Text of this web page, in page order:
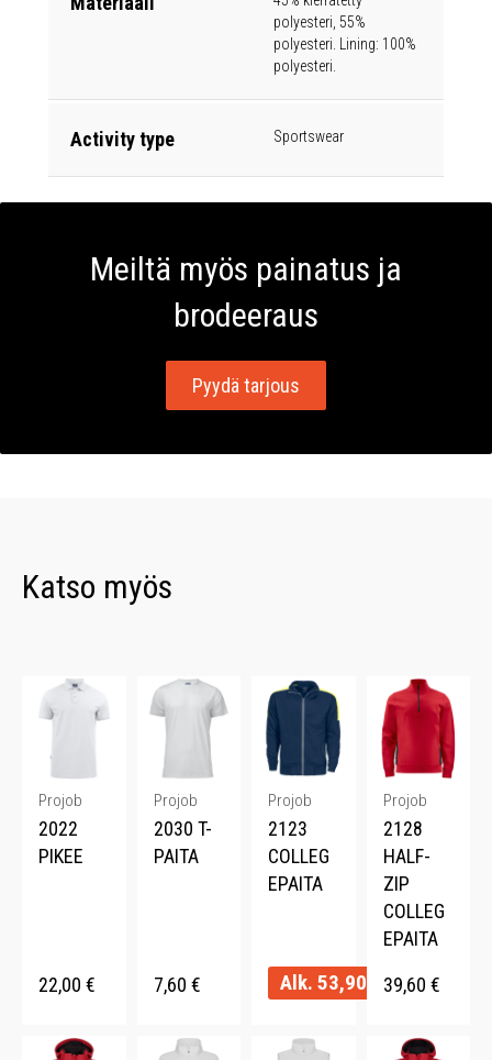
polyesteri, 55%
polyesteri. Lining: 100%
polyesteri.
Activity type Sportswear
Meiltä myös painatus ja
brodeeraus
Pyydä tarjous
Katso myös
Projob
2022
PIKEE
22,00 €
Projob
2030 T-
PAITA
7,60 €
Projob
2123
COLLEG
EPAITA
Alk. 53,90
Projob
2128
HALF-
ZIP
COLLEG
EPAITA
39,60 €